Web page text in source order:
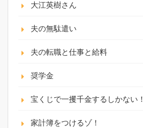
大江英樹さん
夫の無駄遣い
夫の転職と仕事と給料
奨学金
宝くじで一攫千金するしかない！
家計簿をつけるゾ！